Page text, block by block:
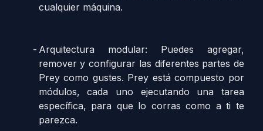
cualquier máquina.
Arquitectura modular: Puedes agregar,
remover y configurar las diferentes partes de
Prey como gustes. Prey está compuesto por
módulos, cada uno ejecutando una tarea
específica, para que lo corras como a ti te
parezca.